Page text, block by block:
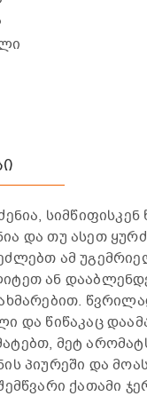
და თუ ასეთ
ამ
ან
და წიწაკაც
მეტ
პიურეში და
ქათამი